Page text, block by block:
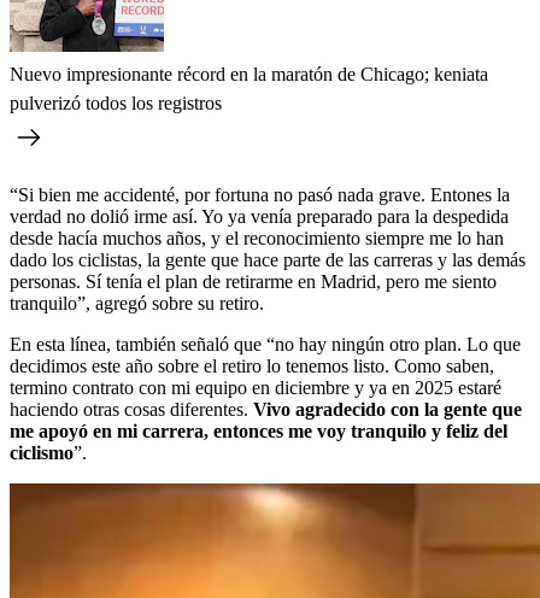
Nuevo impresionante récord en la maratón de Chicago; keniata
pulverizó todos los registros
“Si bien me accidenté, por fortuna no pasó nada grave. Entones la
verdad no dolió irme así. Yo ya venía preparado para la despedida
desde hacía muchos años, y el reconocimiento siempre me lo han
dado los ciclistas, la gente que hace parte de las carreras y las demás
personas. Sí tenía el plan de retirarme en Madrid, pero me siento
tranquilo”, agregó sobre su retiro.
En esta línea, también señaló que “no hay ningún otro plan. Lo que
decidimos este año sobre el retiro lo tenemos listo. Como saben,
termino contrato con mi equipo en diciembre y ya en 2025 estaré
haciendo otras cosas diferentes. Vivo agradecido con la gente que
me apoyó en mi carrera, entonces me voy tranquilo y feliz del
ciclismo”.